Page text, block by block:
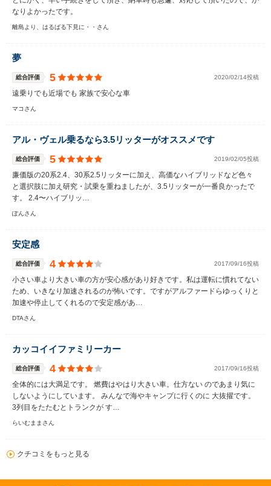
なりよかったです。
離島より、はるばる下見に・・さん
夢
総合評価 5 2020/02/14投稿
遠乗りでも近場でも 家族で安心な車
マコさん
アル・ヴェル乗るなら3.5リッターがオススメです
総合評価 5 2019/02/05投稿
廉価版の20系2.4、30系2.5リッターに加え、高価なハイブリッドなど色々
と選択肢に加え研究・試乗を重ねましたが、3.5リッターが一番良かったで
す。 2.4〜ハイブリッ…
ぽんさん
安定感
総合評価 4 2017/09/16投稿
小さい車より大きい車の方が安心感があり好きです。私は運転に慣れてない
ため、いきなり加速されるのが怖いです。ですがアルファードらゆっくりと
加速や停止してくれるので安定感があ…
DTAさん
カッコイイファミリーカー
総合評価 4 2017/09/16投稿
全体的には大満足です。 燃費はやはり大きい車。仕方ない のであまり気に
しないようにしています。 みんなで海やキャンプに行くのに 大抜擢です。
3列目をたたむとトランクが す…
らいむままさん
クチコミをもっと見る